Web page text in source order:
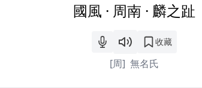
國風 · 周南 · 麟之趾
收藏
[周] 無名氏